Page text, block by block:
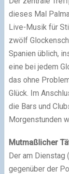
dieses Mal
Live-Musik für
zwölf
Spanien üblich,
eine bei jedem
das ohne
Glück. Im
die Bars und
Morgenstunden
Mutmaßlicher
Der am Dienstag
gegenüber der